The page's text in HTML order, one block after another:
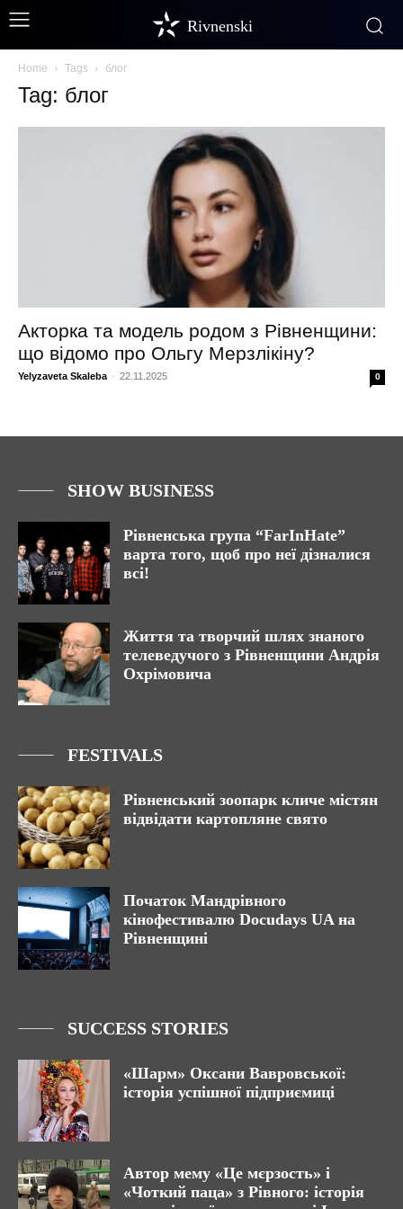
Rivnenski
Home Tags блог
Tag: блог
Акторка та модель родом з Рівненщини:
що відомо про Ольгу Мерзлікіну?
Yelyzaveta Skaleba - 22.11.2025 0
SHOW BUSINESS
Рівненська група “FarInHate”
варта того, щоб про неї дізналися
всі!
Життя та творчий шлях знаного
телеведучого з Рівненщини Андрія
Охрімовича
FESTIVALS
Рівненський зоопарк кличе містян
відвідати картопляне свято
Початок Мандрівного
кінофестивалю Docudays UA на
Рівненщині
SUCCESS STORIES
«Шарм» Оксани Вавровської:
історія успішної підприємиці
Автор мему «Це мєрзость» і
«Чоткий паца» з Рівного: історія